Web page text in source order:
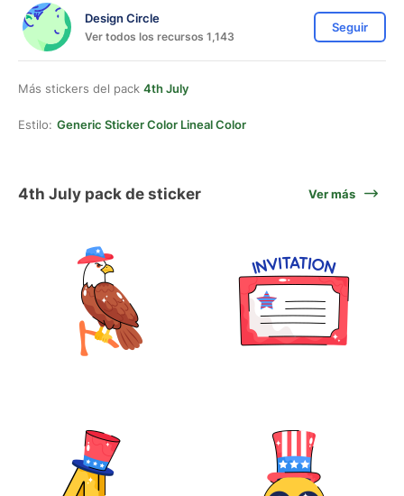
Design Circle
Ver todos los recursos 1,143
Seguir
Más stickers del pack 4th July
Estilo: Generic Sticker Color Lineal Color
4th July pack de sticker Ver más